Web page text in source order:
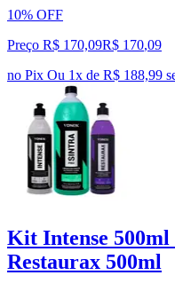
10% OFF
Preço R$ 170,09R$ 170,09
no Pix Ou 1x de R$ 188,99
Kit Intense
Restaurax 500ml